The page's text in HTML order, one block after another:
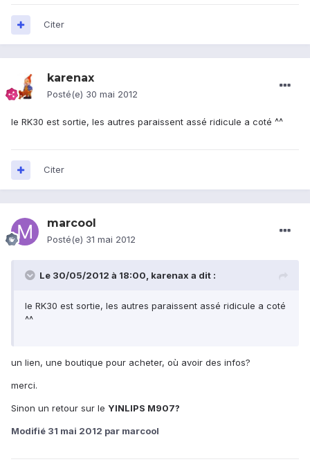
Citer
karenax
Posté(e) 30 mai 2012
le RK30 est sortie, les autres paraissent assé ridicule a coté ^^
Citer
marcool
Posté(e) 31 mai 2012
Le 30/05/2012 à 18:00, karenax a dit :
le RK30 est sortie, les autres paraissent assé ridicule a coté
^^
un lien, une boutique pour acheter, où avoir des infos?
merci.
Sinon un retour sur le YINLIPS M907?
Modifié 31 mai 2012 par marcool